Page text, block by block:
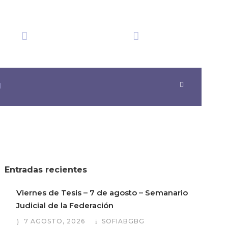
Entradas recientes
Viernes de Tesis – 7 de agosto – Semanario
Judicial de la Federación
7 AGOSTO, 2026 SOFIABGBG